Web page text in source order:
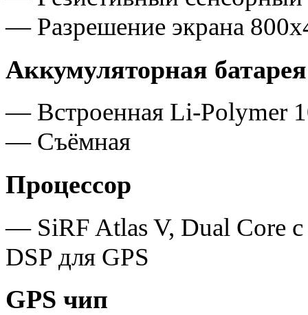
— Разрешение экрана
Аккумуляторная батарея
— Встроенная Li-Polymer
— Съёмная
Процессор
— SiRF Atlas V, Dual Core
DSP для GPS
GPS чип